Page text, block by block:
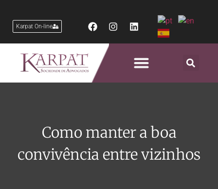
Karpat On-line
Como manter a boa
convivência entre vizinhos